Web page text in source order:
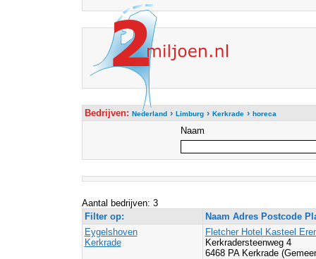
Bedrijven: Nederland› Limburg› Kerkrade› horeca
Naam
Aantal bedrijven: 3
Filter op:
Naam Adres Postcode
Eygelshoven
Kerkrade
Fletcher Hotel Kasteel
Kerkradersteenweg 4
6468 PA Kerkrade